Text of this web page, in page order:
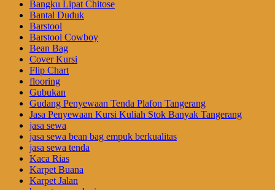
Bangku Lipat Chitose
Bantal Duduk
Barstool
Barstool Cowboy
Bean Bag
Cover Kursi
Flip Chart
flooring
Gubukan
Gudang Penyewaan Tenda Plafon Tangerang
Jasa Penyewaan Kursi Kuliah Stok Banyak Tangerang
jasa sewa
jasa sewa bean bag empuk berkualitas
jasa sewa tenda
Kaca Rias
Karpet Buana
Karpet Jalan